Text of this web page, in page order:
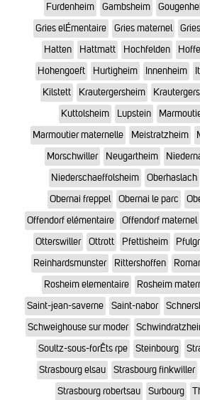
Furdenheim
Gambsheim
Gries elÉmentaire
Gries maternel
Hatten
Hattmatt Hochfelden
Hohengoeft
Hurtigheim Innenheim
Kilstett
Krautergersheim
Kuttolsheim
Lupstein
Marmoutier maternelle
Meistratzheim
Morschwiller
Neugartheim
Niederschaeffolsheim
Oberhaslach
Obernai freppel
Obernai le parc
Offendorf elémentaire
Offendorf maternel
Otterswiller
Ottrott Pfettisheim
Reinhardsmunster
Rittershoffen
Rosheim elementaire
Rosheim
Saint-jean-saverne
Saint-nabor
Schweighouse sur moder
Soultz-sous-forÊts rpe
Steinbourg
Strasbourg elsau
Strasbourg finkwiller
Strasbourg robertsau
Surbourg